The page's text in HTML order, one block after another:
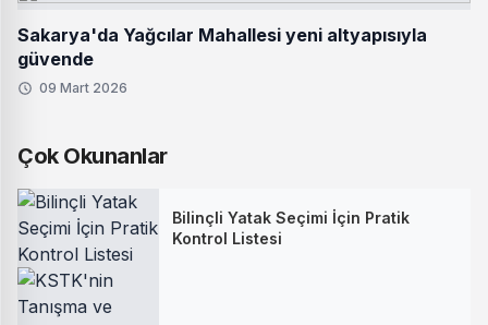
Sakarya'da Yağcılar Mahallesi yeni altyapısıyla
güvende
09 Mart 2026
Çok Okunanlar
Bilinçli Yatak Seçimi İçin Pratik
Kontrol Listesi